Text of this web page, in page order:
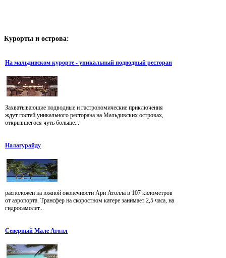
Курорты и острова:
На мальдивском курорте - уникальный подводный ресторан
Захватывающие подводные и гастрономические приключения
ждут гостей уникального ресторана на Мальдивских островах,
открывшегося чуть больше...
Налагурайду
расположен на южной оконечности Ари Атолла в 107 километров
от аэропорта. Трансфер на скоростном катере занимает 2,5 часа, на
гидросамолет...
Северный Мале Атолл